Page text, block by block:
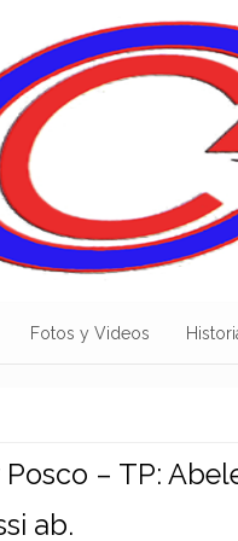
Fotos y Videos
– TP:
ab.